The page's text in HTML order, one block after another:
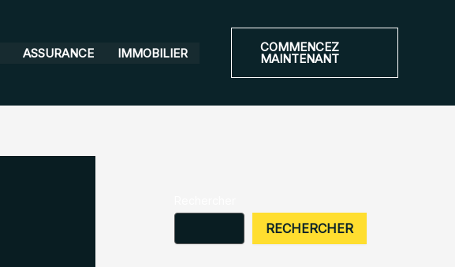
ASSURANCE IMMOBILIER COMMENCEZ
MAINTENANT
RECHERCHER